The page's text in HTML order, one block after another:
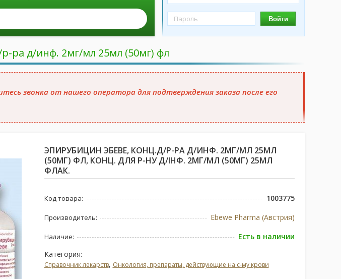
Войти
ра д/инф. 2мг/мл 25мл (50мг) фл
звонка от нашего оператора для подтверждения заказа после его
ЭПИРУБИЦИН ЭБЕВЕ, КОНЦ.Д/Р-РА Д/ИНФ. 2МГ/МЛ 25МЛ
(50МГ) ФЛ, КОНЦ. ДЛЯ Р-НУ Д/ІНФ. 2МГ/МЛ (50МГ) 25МЛ
ФЛАК.
Код товара: 1003775
Производитель: Ebewe Pharma (Австрия)
Наличие:
Есть в наличии
Категория:
Справочник лекарств, Онкология, препараты, действующие на с-му крови